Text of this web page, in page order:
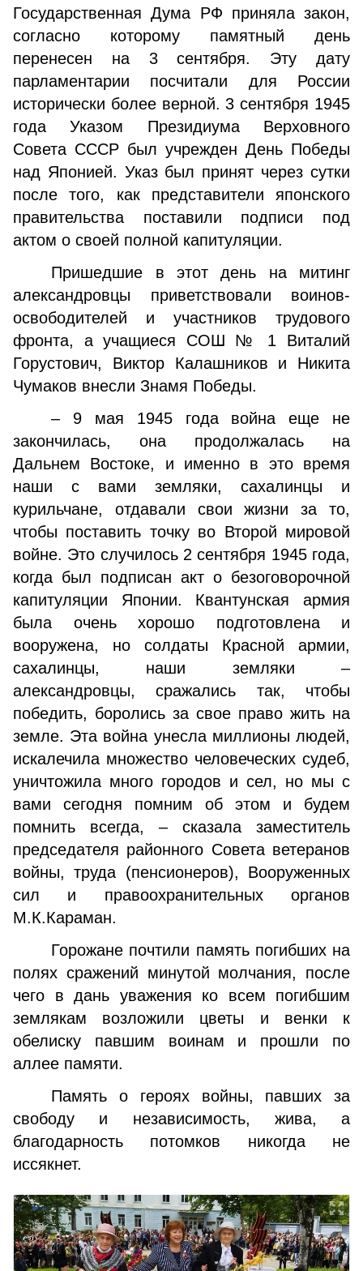
Государственная Дума РФ приняла закон,
согласно кото­рому памятный день
перенесен на 3 сентября. Эту дату
парламентарии посчитали для России
исторически более верной. 3 сентября 1945
года Указом Президиума Вер­ховного
Совета СССР был учрежден День Победы
над Японией. Указ был принят через сутки
после того, как представители японского
правительства поставили под­писи под
актом о своей полной капитуляции.
Пришедшие в этот день на митинг
александровцы приветствовали воинов-
освободителей и участников трудового
фронта, а учащиеся СОШ № 1 Виталий
Гору­стович, Виктор Калашников и Никита
Чумаков внесли Знамя Победы.
– 9 мая 1945 года война еще не
закончилась, она продолжалась на
Дальнем Востоке, и именно в это время
наши с вами земляки, сахалинцы и
курильчане, отдавали свои жизни за то,
чтобы поставить точку во Второй мировой
войне. Это случилось 2 сентября 1945 года,
когда был подписан акт о безоговорочной
капиту­ляции Японии. Квантунская армия
была очень хорошо подготовлена и
вооружена, но солдаты Красной армии,
сахалинцы, наши земляки –
александровцы, сражались так, чтобы
победить, боролись за свое право жить на
земле. Эта война унесла миллионы людей,
искалечи­ла множество человеческих судеб,
уничтожила много городов и сел, но мы с
вами сегодня помним об этом и будем
помнить всегда, – сказала заместитель
предсе­дателя районного Совета ветеранов
войны, труда (пен­сионеров), Вооруженных
сил и правоохранительных органов
М.К.Караман.
Горожане почтили память погибших на
полях сра­жений минутой молчания, после
чего в дань уважения ко всем погибшим
землякам возложили цветы и венки к
обелиску павшим воинам и прошли по
аллее памяти.
Память о героях войны, павших за
свободу и неза­висимость, жива, а
благодарность потомков никогда не
иссякнет.